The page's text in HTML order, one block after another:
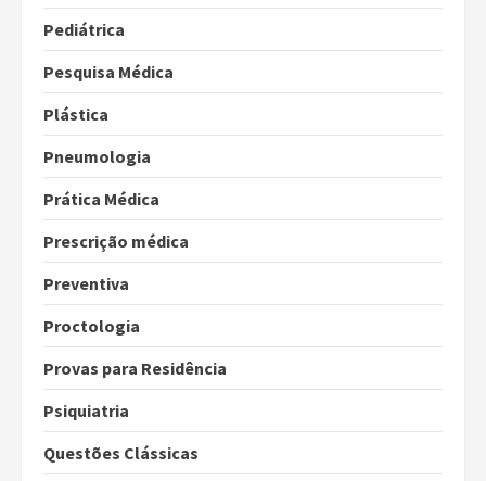
Pediátrica
Pesquisa Médica
Plástica
Pneumologia
Prática Médica
Prescrição médica
Preventiva
Proctologia
Provas para Residência
Psiquiatria
Questões Clássicas